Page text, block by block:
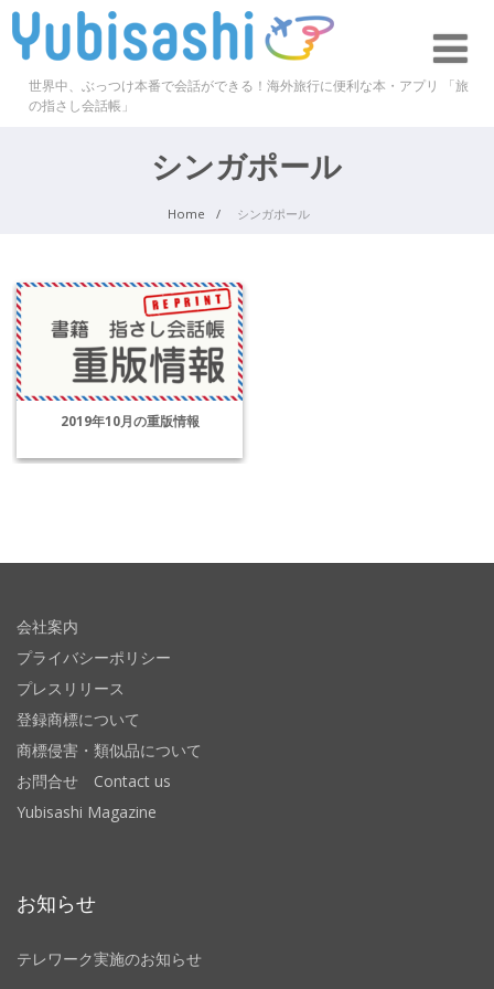
世界中、ぶっつけ本番で会話ができる！海外旅行に便利な本・アプリ 「旅
の指さし会話帳」
シンガポール
Home シンガポール
2019年10月の重版情報
会社案内
プライバシーポリシー
プレスリリース
登録商標について
商標侵害・類似品について
お問合せ Contact us
Yubisashi Magazine
お知らせ
テレワーク実施のお知らせ